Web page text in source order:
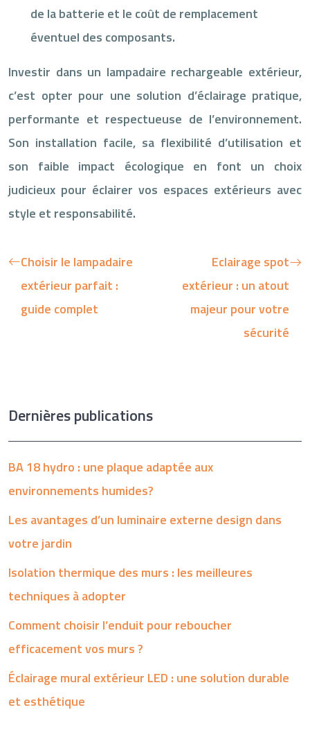
de la batterie et le coût de remplacement
éventuel des composants.
Investir dans un lampadaire rechargeable extérieur,
c’est opter pour une solution d’éclairage pratique,
performante et respectueuse de l’environnement.
Son installation facile, sa flexibilité d’utilisation et
son faible impact écologique en font un choix
judicieux pour éclairer vos espaces extérieurs avec
style et responsabilité.
Choisir le lampadaire
extérieur parfait :
guide complet
Eclairage spot
extérieur : un atout
majeur pour votre
sécurité
Dernières publications
BA 18 hydro : une plaque adaptée aux
environnements humides?
Les avantages d’un luminaire externe design dans
votre jardin
Isolation thermique des murs : les meilleures
techniques à adopter
Comment choisir l’enduit pour reboucher
efficacement vos murs ?
Éclairage mural extérieur LED : une solution durable
et esthétique